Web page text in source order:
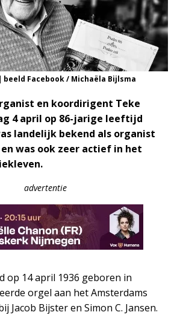
beeld Facebook / Michaëla Bijlsma
en koordirigent Teke
4 april op 86-jarige leeftijd
landelijk bekend als organist
was ook zeer actief in het
advertentie
op 14 april 1936 geboren in
orgel aan het Amsterdams
Jacob Bijster en Simon C. Jansen.